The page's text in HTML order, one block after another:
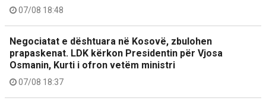
07/08 18:48
Negociatat e dështuara në Kosovë, zbulohen
prapaskenat. LDK kërkon Presidentin për Vjosa
Osmanin, Kurti i ofron vetëm ministri
07/08 18:37